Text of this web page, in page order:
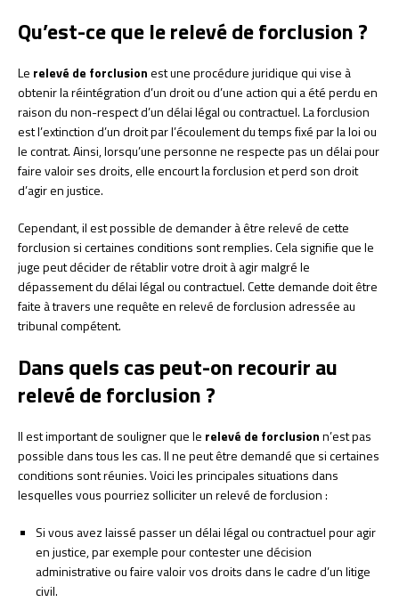
Qu’est-ce que le relevé de forclusion ?
Le relevé de forclusionest une procédure juridique qui vise à
obtenir la réintégration d’un droit ou d’une action qui a été perdu en
raison du non-respect d’un délai légal ou contractuel. La forclusion
est l’extinction d’un droit par l’écoulement du temps fixé par la loi ou
le contrat. Ainsi, lorsqu’une personne ne respecte pas un délai pour
faire valoir ses droits, elle encourt la forclusion et perd son droit
d’agir en justice.
Cependant, il est possible de demander à être relevé de cette
forclusion si certaines conditions sont remplies. Cela signifie que le
juge peut décider de rétablir votre droit à agir malgré le
dépassement du délai légal ou contractuel. Cette demande doit être
faite à travers une requête en relevé de forclusion adressée au
tribunal compétent.
Dans quels cas peut-on recourir au
relevé de forclusion ?
Il est important de souligner que le relevé de forclusionn’est pas
possible dans tous les cas. Il ne peut être demandé que si certaines
conditions sont réunies. Voici les principales situations dans
lesquelles vous pourriez solliciter un relevé de forclusion :
Si vous avez laissé passer un délai légal ou contractuel pour agir
en justice, par exemple pour contester une décision
administrative ou faire valoir vos droits dans le cadre d’un litige
civil.